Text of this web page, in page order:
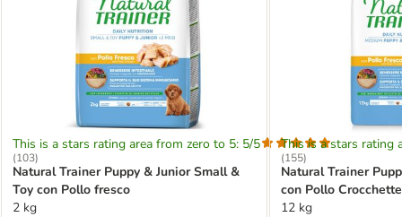
This is a stars rating area from zero to 5: 5/5
(103)
Natural Trainer Puppy & Junior Small &
Toy con Pollo fresco
2 kg
This is a stars rating
(155)
Natural Trainer
con Pollo
12 kg